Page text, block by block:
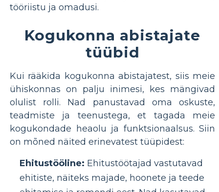
tööriistu ja omadusi.
Kogukonna abistajate
tüübid
Kui rääkida kogukonna abistajatest, siis meie
ühiskonnas on palju inimesi, kes mängivad
olulist rolli. Nad panustavad oma oskuste,
teadmiste ja teenustega, et tagada meie
kogukondade heaolu ja funktsionaalsus. Siin
on mõned näited erinevatest tüüpidest:
Ehitustööline: Ehitustöötajad vastutavad
ehitiste, näiteks majade, hoonete ja teede